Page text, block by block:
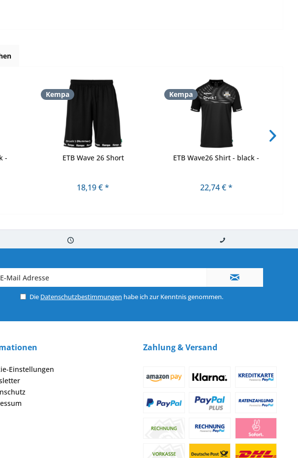
-
Kempa
ETB Wave 26 Short
18,19 € *
Kempa
ETB Wave26 Shirt - black -
22,74 € *
Die Datenschutzbestimmungen habe ich zur Kenntnis genommen.
Einstellungen
Zahlung & Versand